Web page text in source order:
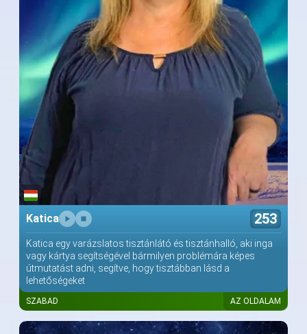
Katica 253
Katica egy varázslatos tisztánlátó és tisztánhalló, aki inga
vagy kártya segítségével bármilyen problémára képes
útmutatást adni, segítve, hogy tisztábban lásd a
lehetőségeket
SZABAD AZ OLDALAM